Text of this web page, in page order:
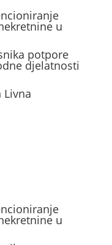
u
potpore
djelatnosti
Livna
u